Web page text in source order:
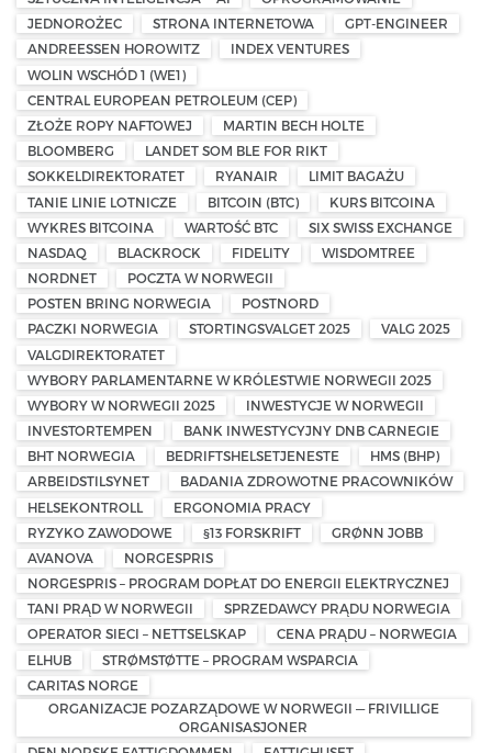
JEDNOROŻEC
STRONA INTERNETOWA
GPT-ENGINEER
ANDREESSEN HOROWITZ
INDEX VENTURES
WOLIN WSCHÓD 1 (WE1)
CENTRAL EUROPEAN PETROLEUM (CEP)
ZŁOŻE ROPY NAFTOWEJ
MARTIN BECH HOLTE
BLOOMBERG
LANDET SOM BLE FOR RIKT
SOKKELDIREKTORATET
RYANAIR
LIMIT BAGAŻU
TANIE LINIE LOTNICZE
BITCOIN (BTC)
KURS BITCOINA
WYKRES BITCOINA
WARTOŚĆ BTC
SIX SWISS EXCHANGE
NASDAQ
BLACKROCK FIDELITY
WISDOMTREE
NORDNET
POCZTA W NORWEGII
POSTEN BRING NORWEGIA
POSTNORD
PACZKI NORWEGIA
STORTINGSVALGET 2025
VALG 2025
VALGDIREKTORATET
WYBORY PARLAMENTARNE W KRÓLESTWIE NORWEGII 2025
WYBORY W NORWEGII 2025
INWESTYCJE W NORWEGII
INVESTORTEMPEN
BANK INWESTYCYJNY DNB CARNEGIE
BHT NORWEGIA
BEDRIFTSHELSETJENESTE
HMS (BHP)
ARBEIDSTILSYNET
BADANIA ZDROWOTNE PRACOWNIKÓW
HELSEKONTROLL
ERGONOMIA PRACY
RYZYKO ZAWODOWE
§13 FORSKRIFT
GRØNN JOBB
AVANOVA
NORGESPRIS
NORGESPRIS – PROGRAM DOPŁAT DO ENERGII ELEKTRYCZNEJ
TANI PRĄD W NORWEGII
SPRZEDAWCY PRĄDU NORWEGIA
OPERATOR SIECI – NETTSELSKAP
CENA PRĄDU – NORWEGIA
ELHUB
STRØMSTØTTE – PROGRAM WSPARCIA
CARITAS NORGE
ORGANIZACJE POZARZĄDOWE W NORWEGII — FRIVILLIGE
ORGANISASJONER